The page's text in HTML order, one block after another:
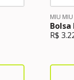
MIU MIU
Bolsa
R$